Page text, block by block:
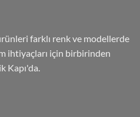
farklı renk ve modellerde
ihtiyaçları için birbirinden
Kapı'da.